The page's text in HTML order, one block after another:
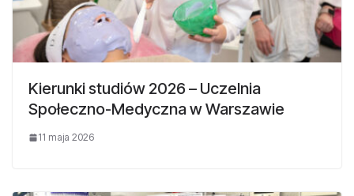
Kierunki studiów 2026 – Uczelnia
Społeczno-Medyczna w Warszawie
11 maja 2026